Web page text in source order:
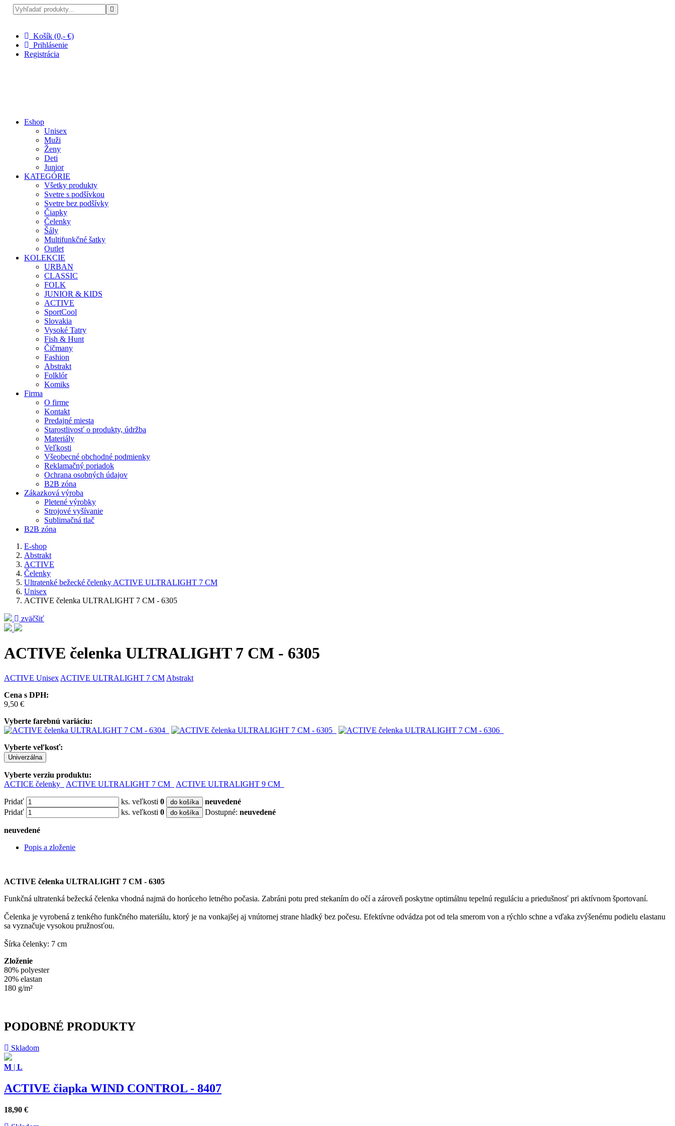
Košík (0,- €)
Prihlásenie
Registrácia
Eshop
Unisex
Muži
Ženy
Deti
Junior
KATEGÓRIE
Všetky produkty
Svetre s podšívkou
Svetre bez podšívky
Čiapky
Čelenky
Šály
Multifunkčné šatky
Outlet
KOLEKCIE
URBAN
CLASSIC
FOLK
JUNIOR & KIDS
ACTIVE
SportCool
Slovakia
Vysoké Tatry
Fish & Hunt
Čičmany
Fashion
Abstrakt
Folklór
Komiks
Firma
O firme
Kontakt
Predajné miesta
Starostlivosť o produkty, údržba
Materiály
Veľkosti
Všeobecné obchodné podmienky
Reklamačný poriadok
Ochrana osobných údajov
B2B zóna
Zákazková výroba
Pletené výrobky
Strojové vyšívanie
Sublimačná tlač
B2B zóna
E-shop
Abstrakt
ACTIVE
Čelenky
Ultratenké bežecké čelenky ACTIVE ULTRALIGHT 7 CM
Unisex
ACTIVE čelenka ULTRALIGHT 7 CM - 6305
zväčšiť
ACTIVE čelenka ULTRALIGHT 7 CM - 6305
ACTIVE Unisex ACTIVE ULTRALIGHT 7 CM Abstrakt
Cena s DPH:
9,50 €
Vyberte farebnú variáciu:
Vyberte veľkosť:
Univerzálna
Vyberte verziu produktu:
ACTICE čelenky
ACTIVE ULTRALIGHT 7 CM ACTIVE ULTRALIGHT 9 CM
Pridať ks. veľkosti 0 do košíka
neuvedené
Pridať
ks. veľkosti 0 do košíka Dostupné: neuvedené
neuvedené
Popis a zloženie
ACTIVE čelenka ULTRALIGHT 7 CM - 6305
Funkčná ultratenká bežecká čelenka vhodná najmä do horúceho letného počasia. Zabráni potu pred stekaním do očí a zároveň poskytne optimálnu tepelnú reguláciu a priedušnosť pri aktívnom športovaní.
Čelenka je vyrobená z tenkého funkčného materiálu, ktorý je na vonkajšej aj vnútornej strane hladký bez počesu. Efektívne odvádza pot od tela smerom von a rýchlo schne a vďaka zvýšenému podielu elastanu
sa vyznačuje vysokou pružnosťou.
Šírka čelenky: 7 cm
Zloženie
80% polyester
20% elastan
180 g/m²
PODOBNÉ PRODUKTY
Skladom
M | L
ACTIVE čiapka WIND CONTROL - 8407
18,90 €